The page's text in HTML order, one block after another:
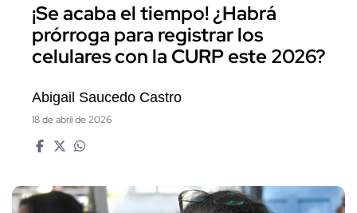
¡Se acaba el tiempo! ¿Habrá
prórroga para registrar los
celulares con la CURP este 2026?
Abigail Saucedo Castro
18 de abril de 2026